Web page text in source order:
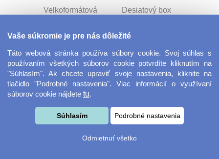
Velkoformátová
Desiatový box
Kovový dávkovač na
Obrus ​​125 x 75 cm
Vaše súkromie je pre nás dôležité
Táto webová stránka používa súbory cookie. Svoj súhlas s
používaním všetkých súborov cookie potvrdíte kliknutím na
"Súhlasím". Ak chcete upraviť svoje nastavenia, kliknite na
tlačidlo "Podrobné nastavenia". Viac informácií o využívaní
súborov cookie nájdete tu.
Súhlasím Podrobné nastavenia
Odmietnuť všetko